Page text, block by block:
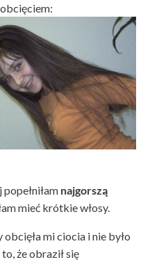
najgorszą
mieć krótkie włosy.
mi ciocia i nie było
że obraził się